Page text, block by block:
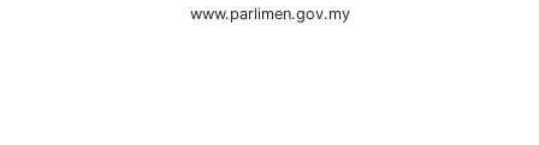
www.parlimen.gov.my